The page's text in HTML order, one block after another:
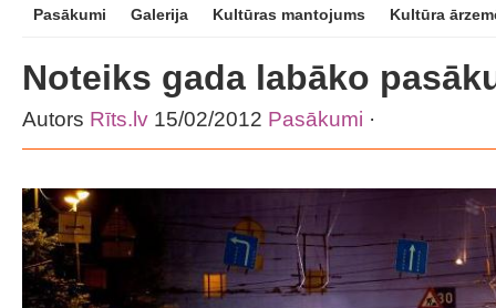
Pasākumi Galerija Kultūras mantojums Kultūra
Noteiks gada labāko
Autors Rīts.lv 15/02/2012 Pasākumi ·